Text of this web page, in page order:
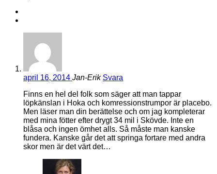
april 16, 2014 Jan-Erik Svara
Finns en hel del folk som säger att man tappar
löpkänslan i Hoka och komressionstrumpor är placebo.
Men läser man din berättelse och om jag kompleterar
med mina fötter efter drygt 34 mil i Skövde. Inte en
blåsa och ingen ömhet alls. Så måste man kanske
fundera. Kanske går det att springa fortare med andra
skor men är det värt det…